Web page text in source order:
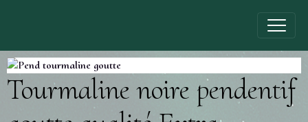
Tourmaline noire pendentif